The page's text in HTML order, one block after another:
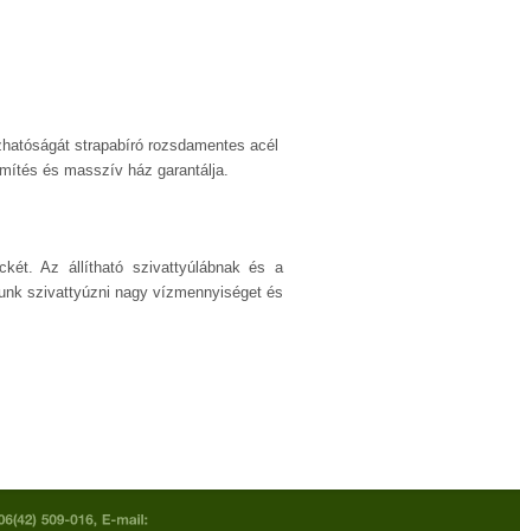
strapabíró rozsdamentes acél
és masszív ház garantálja.
Az állítható szivattyúlábnak és a
szivattyúzni nagy vízmennyiséget és